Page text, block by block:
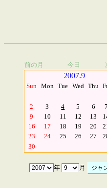
前の月 今日
2007.9
Sun Mon Tue Wed Thu
2
3 4 5 6 7
9
10 11 12 13
16
17 18 19 20
23
24 25 26 27
30
年 月